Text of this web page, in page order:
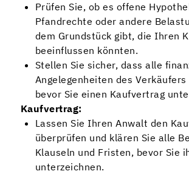
Prüfen Sie, ob es offene
Pfandrechte oder andere
dem Grundstück gibt, die Ihren
beeinflussen könnten.
Stellen Sie sicher, dass alle
Angelegenheiten des
bevor Sie einen Kaufvertrag
Kaufvertrag:
Lassen Sie Ihren Anwalt den
überprüfen und klären Sie alle
Klauseln und Fristen, bevor Sie
unterzeichnen.